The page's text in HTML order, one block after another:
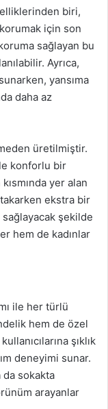
biri,
korumak için son
sağlayan bu
Ayrıca,
yansıma
daha az
üretilmiştir.
konforlu bir
yer alan
ekstra bir
şekilde
hem de kadınlar
ile her türlü
hem de özel
şıklık
deneyimi sunar.
da sokakta
arayanlar